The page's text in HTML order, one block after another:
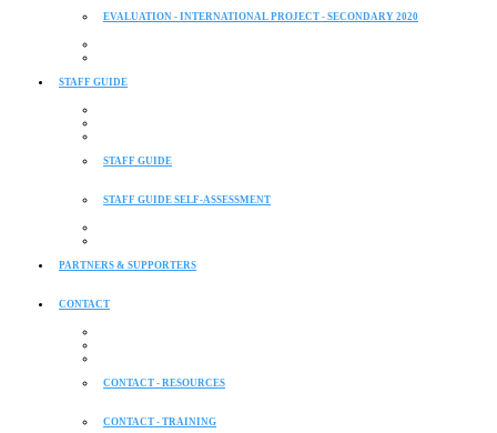
EVALUATION - INTERNATIONAL PROJECT - SECONDARY 2020
STAFF GUIDE
STAFF GUIDE
STAFF GUIDE SELF-ASSESSMENT
PARTNERS & SUPPORTERS
CONTACT
CONTACT - RESOURCES
CONTACT - TRAINING